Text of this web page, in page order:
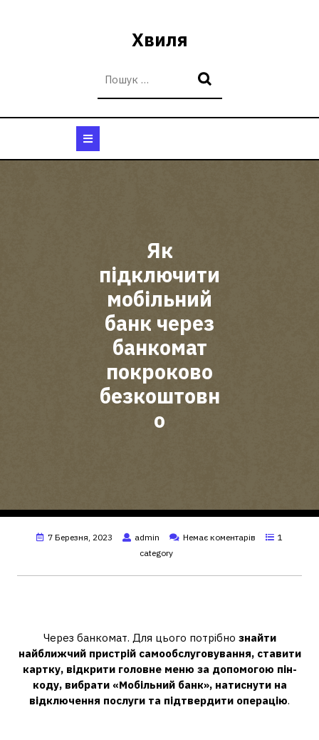
Хвиля
Як
підключити
мобільний
банк через
банкомат
покроково
безкоштовн
о
7 Березня, 2023 admin Немає коментарів
1
category
Через банкомат. Для цього потрібно знайти
найближчий пристрій самообслуговування, ставити
картку, відкрити головне меню за допомогою пін-
коду, вибрати «Мобільний банк», натиснути на
відключення послуги та підтвердити операцію.